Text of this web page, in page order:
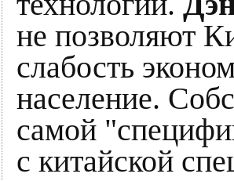
не позволяют
слабость
население.
самой
с китайской